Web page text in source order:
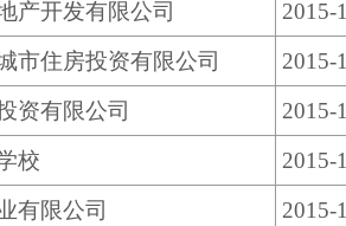
产开发有限公司 2015-
市住房投资有限公司 2015-
资有限公司 2015-
校 2015-
有限公司 2015-